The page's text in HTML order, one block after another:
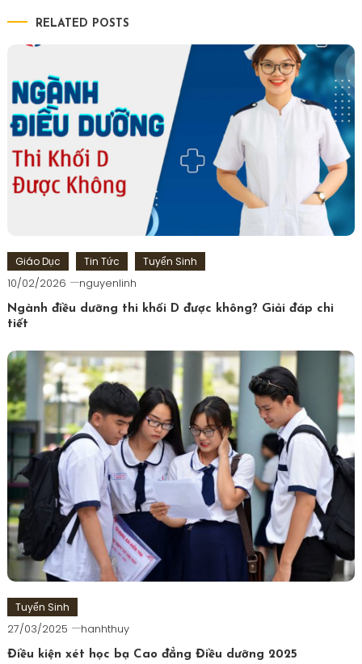
bài
viết
RELATED POSTS
Giáo Dục Tin Tức Tuyển Sinh
10/02/2026 nguyenlinh
Ngành điều dưỡng thi khối D được không? Giải đáp chi
tiết
Tuyển Sinh
27/03/2025 hanhthuy
Điều kiện xét học bạ Cao đẳng Điều dưỡng 2025